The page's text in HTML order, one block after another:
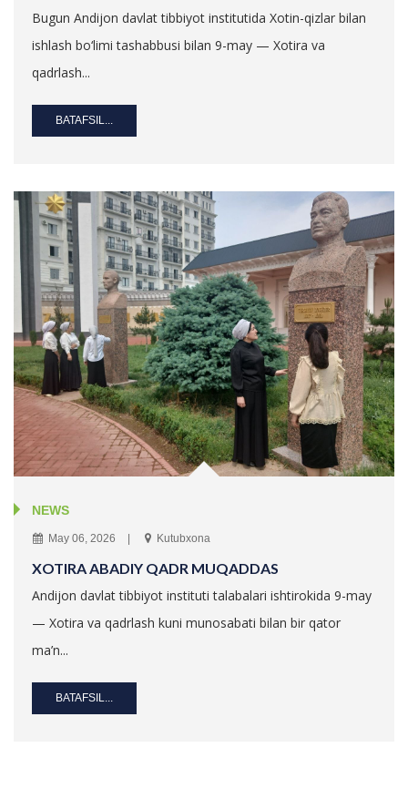
Bugun Andijon davlat tibbiyot institutida Xotin-qizlar bilan
ishlash bo‘limi tashabbusi bilan 9-may — Xotira va
qadrlash...
BATAFSIL...
NEWS
May 06, 2026 Kutubxona
XOTIRA ABADIY QADR MUQADDAS
Andijon davlat tibbiyot instituti talabalari ishtirokida 9-may
— Xotira va qadrlash kuni munosabati bilan bir qator
ma’n...
BATAFSIL...